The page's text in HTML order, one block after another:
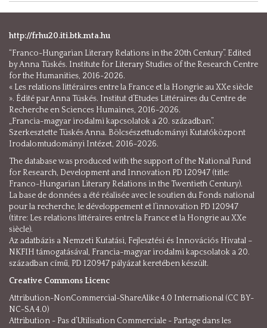
http://frhu20.iti.btk.mta.hu
“Franco-Hungarian Literary Relations in the 20th Century”. Edited
by Anna Tüskés. Institute for Literary Studies of the Research Centre
for the Humanities, 2016-2026.
« Les relations littéraires entre la France et la Hongrie au XXe siècle
». Édité par Anna Tüskés. Institut d’Etudes Littéraires du Centre de
Recherche en Sciences Humaines, 2016-2026.
„Francia-magyar irodalmi kapcsolatok a 20. században”.
Szerkesztette Tüskés Anna. Bölcsészettudományi Kutatóközpont
Irodalomtudományi Intézet, 2016-2026.
The database was produced with the support of the National Fund
for Research, Development and Innovation PD 120947 (title:
Franco-Hungarian Literary Relations in the Twentieth Century).
La base de données a été réalisée avec le soutien du Fonds national
pour la recherche, le développement et l’innovation PD 120947
(titre: Les relations littéraires entre la France et la Hongrie au XXe
siècle).
Az adatbázis a Nemzeti Kutatási, Fejlesztési és Innovációs Hivatal –
NKFIH támogatásával, Francia-magyar irodalmi kapcsolatok a 20.
században című, PD 120947 pályázat keretében készült.
Creative Commons Licenc
Attribution-NonCommercial-ShareAlike 4.0 International (CC BY-
NC-SA 4.0)
Attribution - Pas d’Utilisation Commerciale - Partage dans les